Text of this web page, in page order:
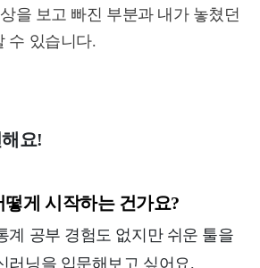
을 보고 빠진 부분과 내가 놓쳤던
수 있습니다.
요!
떻게 시작하는 건가요?
계 공부 경험도 없지만 쉬운 툴을
러닝을 입문해보고 싶어요.